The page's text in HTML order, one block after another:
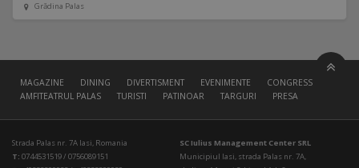
Grădina Palas
MAGAZINE DINING DIVERTISMENT EVENIMENTE
CONGRESS HALL
AMFITEATRUL PALAS
TURISTI PATINOAR TARGURI PRESA
Strada Palas nr. 7A Iasi, Romania
T: 0744531519 / 0756089151
SC Iulius Management Center SRL
Municipiul Iasi, strada Palas nr. 7A,